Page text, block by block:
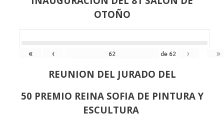
OTOÑO
« ‹ de 62 › »
REUNION DEL JURADO DEL
50 PREMIO REINA SOFIA DE PINTURA Y
ESCULTURA